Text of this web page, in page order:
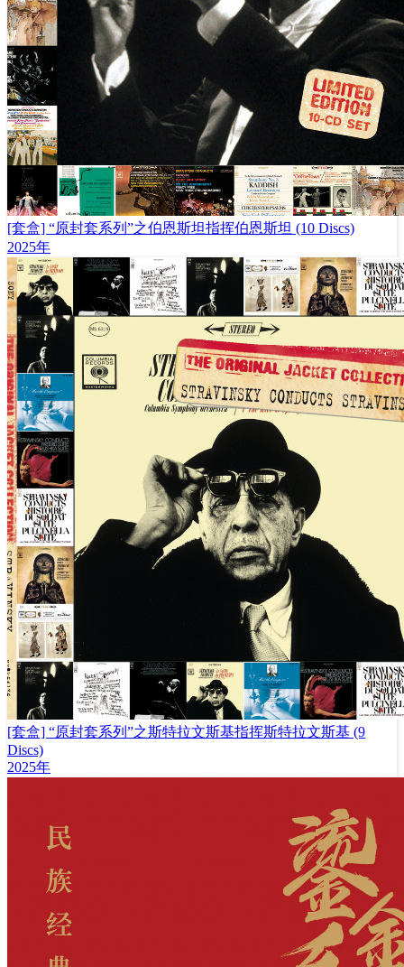
[套盒] “原封套系列”之伯恩斯坦指挥伯恩斯坦 (10 Discs)
2025年
[套盒] “原封套系列”之斯特拉文斯基指挥斯特拉文斯基 (9
Discs)
2025年